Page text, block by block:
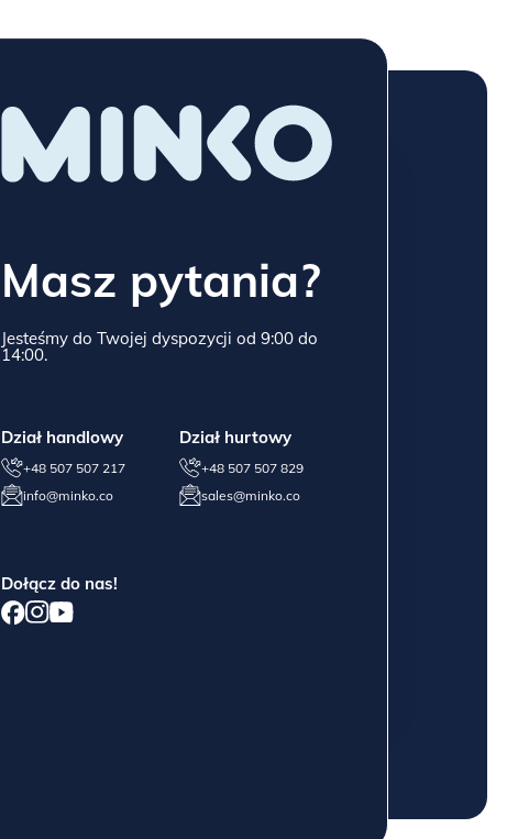
Masz pytania?
Jesteśmy do Twojej dyspozycji od 9:00 do
14:00.
Dział handlowy
+48 507 507 217
info@minko.co
Dział hurtowy
+48 507 507 829
sales@minko.co
Dołącz do nas!